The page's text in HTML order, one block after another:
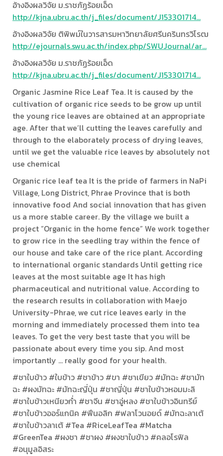
อ้างอิงผลวิจัย ม.ราชภัฏร้อยเอ็ด
http://kjna.ubru.ac.th/j_files/document/J153301714...
อ้างอิงผลวิจัย ติพิพม์ในวารสารมหาวิทยาลัยศรีนครินทรวิโรฒ
http://ejournals.swu.ac.th/index.php/SWUJournal/ar...
อ้างอิงผลวิจัย ม.ราชภัฏร้อยเอ็ด
http://kjna.ubru.ac.th/j_files/document/J153301714...
Organic Jasmine Rice Leaf Tea. It is caused by the
cultivation of organic rice seeds to be grow up until
the young rice leaves are obtained at an appropriate
age. After that we’ll cutting the leaves carefully and
through to the elaborately process of drying leaves,
until we get the valuable rice leaves by absolutely not
use chemical
Organic rice leaf tea It is the pride of farmers in NaPi
Village, Long District, Phrae Province that is both
innovative food And social innovation that has given
us a more stable career. By the village we built a
project “Organic in the home fence” We work together
to grow rice in the seedling tray within the fence of
our house and take care of the rice plant. According
to international organic standards Until getting rice
leaves at the most suitable age It has high
pharmaceutical and nutritional value. According to
the research results in collaboration with Maejo
University-Phrae, we cut rice leaves early in the
morning and immediately processed them into tea
leaves. To get the very best taste that you will be
passionate about every time you sip. And most
importantly ... really good for your health.
#ชาใบข้าว #ใบข้าว #ชาข้าว #ขา #ชาเขียว #มัทฉะ #ชามัท
ฉะ #ผงมัทฉะ #มัทฉะญี่ปุ่น #ชาญี่ปุ่น #ชาใบข้าวหอมมะลิ
#ชาใบข้าวเหนียวก่ำ #ชาจีน #ชาอู่หลง #ชาใบข้าวอินทรีย์
#ชาใบข้าวออร์แกนิค #ฟีนอลิก #ฟลาโวนอยด์ #มัทฉะลาเต้
#ชาใบข้าวลาเต้ #Tea #RiceLeafTea #Matcha
#GreenTea #ผงชา #ชาผง #ผงชาใบข้าว #คลอโรฟิล
#อนุมูลอิสระ